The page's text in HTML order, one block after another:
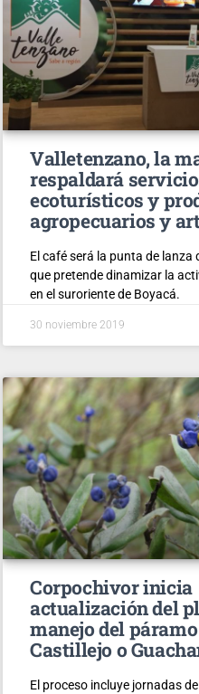
Valletenzano, la
respaldará
ecoturísticos y
agropecuarios y
El café será la punta de lanza
que pretende dinamizar la
en el suroriente de Boyacá.
30 noviembre 2019
Corpochivor inicia
actualización del
manejo del
Castillejo o
El proceso incluye jornadas